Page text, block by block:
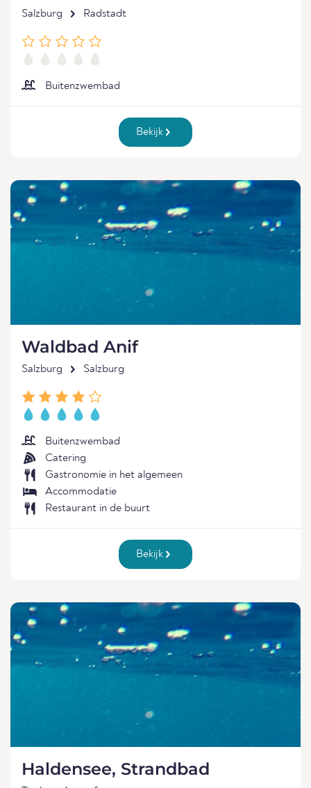
Salzburg Radstadt
Buitenzwembad
Bekijk
Waldbad Anif
Salzburg Salzburg
Buitenzwembad
Catering
Gastronomie in het algemeen
Accommodatie
Restaurant in de buurt
Bekijk
Haldensee, Strandbad